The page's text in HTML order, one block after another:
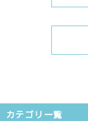
カテゴリ一覧